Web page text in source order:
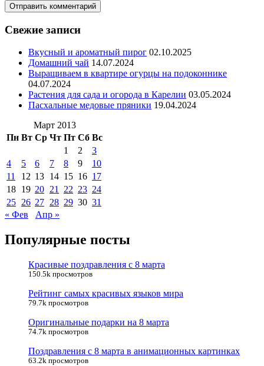
Свежие записи
Вкусный и ароматный пирог 02.10.2025
Домашний чай 14.07.2024
Выращиваем в квартире огурцы на подоконнике
04.07.2024
Растения для сада и огорода в Карелии 03.05.2024
Пасхальные медовые пряники 19.04.2024
Март 2013
Пн Вт Ср Чт Пт Сб Вс
1
2
3
4
5 6 7 8 9
10
11
12 13 14 15 16 17
18 19 20 21 22 23 24
25 26 27 28 29 30 31
« Фев
Апр »
Популярные посты
Красивые поздравления с 8 марта
150.5k просмотров
Рейтинг самых красивых языков мира
79.7k просмотров
Оригинальные подарки на 8 марта
74.7k просмотров
Поздравления с 8 марта в анимационных картинках
63.2k просмотров